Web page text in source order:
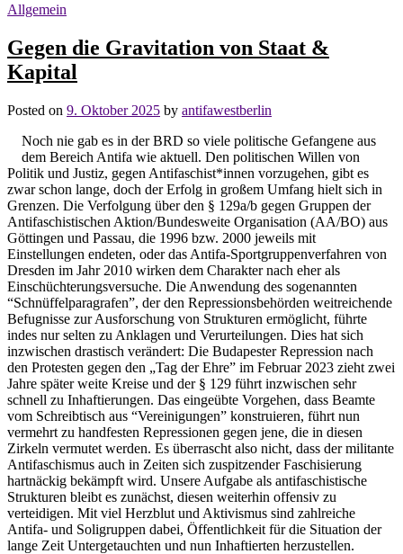
Allgemein
Gegen die Gravitation von Staat &
Kapital
Posted on 9. Oktober 2025 by antifawestberlin
Noch nie gab es in der BRD so viele politische Gefangene aus
dem Bereich Antifa wie aktuell. Den politischen Willen von
Politik und Justiz, gegen Antifaschist*innen vorzugehen, gibt es
zwar schon lange, doch der Erfolg in großem Umfang hielt sich in
Grenzen. Die Verfolgung über den § 129a/b gegen Gruppen der
Antifaschistischen Aktion/Bundesweite Organisation (AA/BO) aus
Göttingen und Passau, die 1996 bzw. 2000 jeweils mit
Einstellungen endeten, oder das Antifa-Sportgruppenverfahren von
Dresden im Jahr 2010 wirken dem Charakter nach eher als
Einschüchterungsversuche. Die Anwendung des sogenannten
“Schnüffelparagrafen”, der den Repressionsbehörden weitreichende
Befugnisse zur Ausforschung von Strukturen ermöglicht, führte
indes nur selten zu Anklagen und Verurteilungen. Dies hat sich
inzwischen drastisch verändert: Die Budapester Repression nach
den Protesten gegen den „Tag der Ehre” im Februar 2023 zieht zwei
Jahre später weite Kreise und der § 129 führt inzwischen sehr
schnell zu Inhaftierungen. Das eingeübte Vorgehen, dass Beamte
vom Schreibtisch aus “Vereinigungen” konstruieren, führt nun
vermehrt zu handfesten Repressionen gegen jene, die in diesen
Zirkeln vermutet werden. Es überrascht also nicht, dass der militante
Antifaschismus auch in Zeiten sich zuspitzender Faschisierung
hartnäckig bekämpft wird. Unsere Aufgabe als antifaschistische
Strukturen bleibt es zunächst, diesen weiterhin offensiv zu
verteidigen. Mit viel Herzblut und Aktivismus sind zahlreiche
Antifa- und Soligruppen dabei, Öffentlichkeit für die Situation der
lange Zeit Untergetauchten und nun Inhaftierten herzustellen.